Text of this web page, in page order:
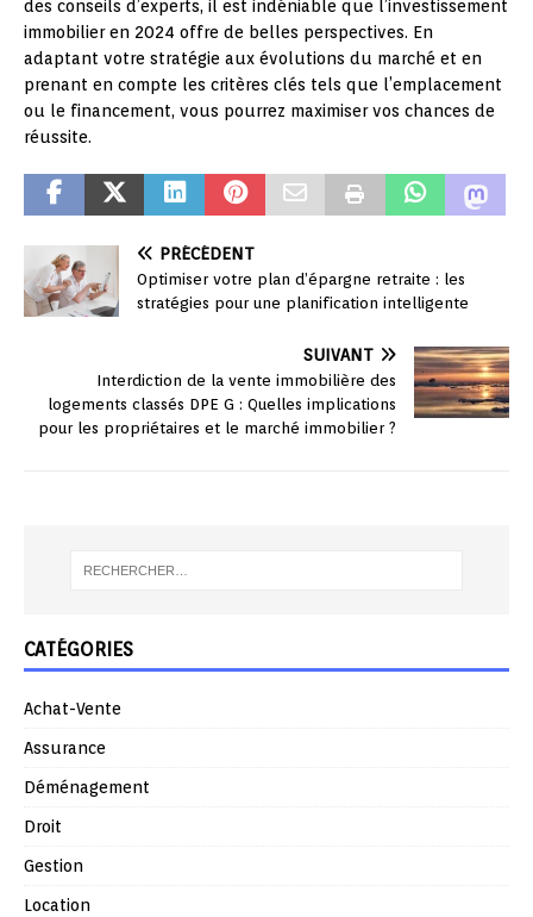
des conseils d’experts, il est indéniable que l’investissement
immobilier en 2024 offre de belles perspectives. En
adaptant votre stratégie aux évolutions du marché et en
prenant en compte les critères clés tels que l’emplacement
ou le financement, vous pourrez maximiser vos chances de
réussite.
PRÉCÉDENT
Optimiser votre plan d’épargne retraite : les
stratégies pour une planification intelligente
SUIVANT
Interdiction de la vente immobilière des
logements classés DPE G : Quelles implications
pour les propriétaires et le marché immobilier ?
CATÉGORIES
Achat-Vente
Assurance
Déménagement
Droit
Gestion
Location